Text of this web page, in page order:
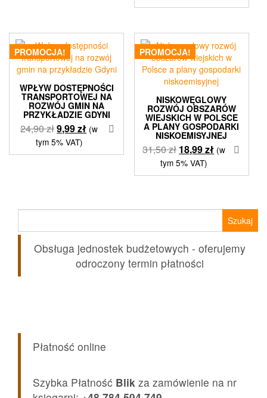
PROMOCJA!
WPŁYW DOSTĘPNOŚCI
TRANSPORTOWEJ NA
ROZWÓJ GMIN NA
PRZYKŁADZIE GDYNI
24,90złPierwotna
cena
wynosiła:
9,99złAktualna
wynosi:
(w
tym 5% VAT)
PROMOCJA!
NISKOWĘGLOWY
ROZWÓJ OBSZARÓW
WIEJSKICH W POLSCE
A PLANY GOSPODARKI
NISKOEMISYJNEJ
31,50zł Pierwotna
cena
wynosiła:
18,99złAktualna
wynosi:
(w
tym 5% VAT)
Obsługa jednostek budżetowych - oferujemy
odroczony termin płatności
Płatność online
Szybka Płatność Blik za zamówienie na nr